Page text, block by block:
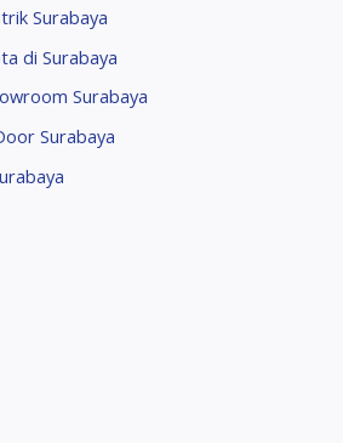
Surabaya
di Surabaya
Surabaya
Surabaya